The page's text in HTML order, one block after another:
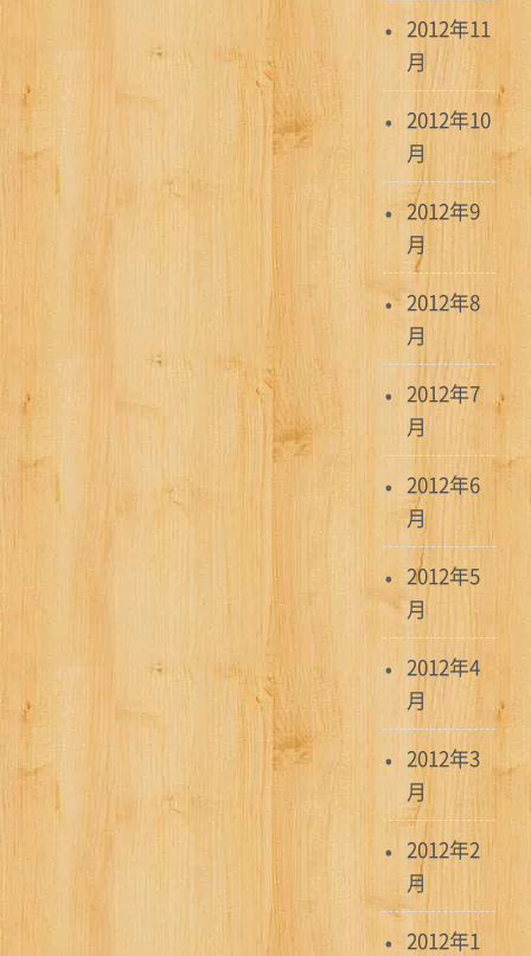
2012年11
月
2012年10
月
2012年9
月
2012年8
月
2012年7
月
2012年6
月
2012年5
月
2012年4
月
2012年3
月
2012年2
月
2012年1